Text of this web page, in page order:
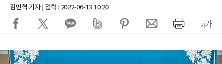
김민혁 기자 | 입력 : 2022-06-13 10:20